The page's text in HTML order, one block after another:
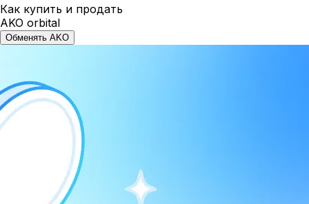
Как купить и продать
AKO orbital
Обменять AKO